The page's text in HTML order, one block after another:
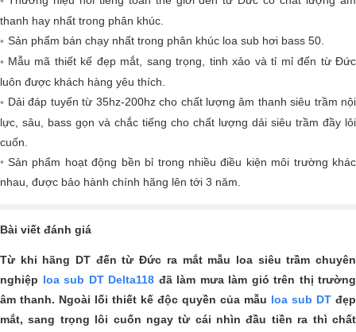
thanh hay nhất trong phân khúc.
Sản phẩm bán chạy nhất trong phân khúc loa sub hơi bass 50.
Mẫu mã thiết kế đẹp mắt, sang trọng, tinh xảo và tỉ mỉ đến từ Đức
luôn được khách hàng yêu thích.
Dải đáp tuyến từ 35hz-200hz cho chất lượng âm thanh siêu trầm nội
lực, sâu, bass gọn và chắc tiếng cho chất lượng dải siêu trầm đầy lôi
cuốn.
Sản phẩm hoạt động bền bỉ trong nhiều điều kiện môi trường khác
nhau, được bảo hành chính hãng lên tới 3 năm.
Bài viết đánh giá
Từ khi hãng DT đến từ Đức ra mắt mẫu loa siêu trầm chuyên
nghiệp loa sub DT Delta118 đã làm mưa làm gió trên thị trường
âm thanh. Ngoài lối thiết kế độc quyền của mẫu loa sub DT đẹp
mắt, sang trọng lôi cuốn ngay từ cái nhìn đầu tiền ra thì chất